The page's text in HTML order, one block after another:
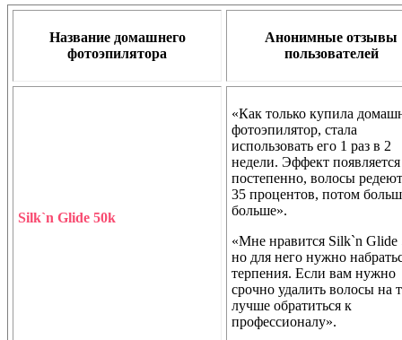
Название домашнего
фотоэпилятора
Анонимные отзывы
пользователей
Silk`n Glide 50k
«Как только купила
фотоэпилятор, стала
использовать его 1 раз в 2
недели. Эффект появляется
постепенно, волосы
35 процентов, потом
больше».
«Мне нравится Silk`n Glide
но для него нужно
терпения. Если вам нужно
срочно удалить волосы на
лучше обратиться к
профессионалу».